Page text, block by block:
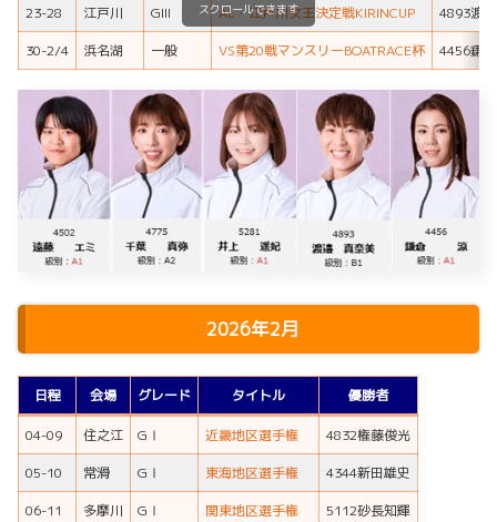
23-28 江戸川 GIII AL・江戸川女王決定戦KIRINCUP
4893渡
30-2/4
浜名湖 一般 VS第20戦マンスリーBOATRACE杯 4456鎌
スクロールできます
2026年2月
日程 会場 グレード タイトル 優勝者
04-09 住之江 GⅠ 近畿地区選手権
4832権藤俊光
05-10
常滑 GⅠ 東海地区選手権
4344新田雄史
06-11
多摩川 GⅠ 関東地区選手権
5112砂長知輝